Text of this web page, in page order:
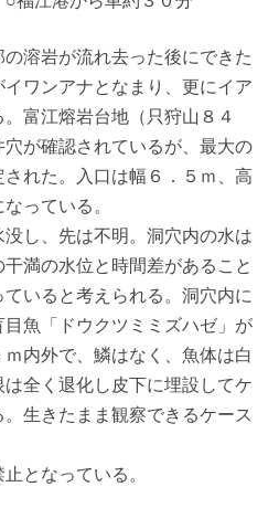
溶岩が流れ去った後にできた
イワンアナとなまり、更にイア
富江熔岩台地（只狩山８４
が確認されているが、最大の
れた。入口は幅６．５ｍ、高
っている。
し、先は不明。洞穴内の水は
満の水位と時間差があること
いると考えられる。洞穴内に
魚「ドウクツミミズハゼ」が
内外で、鱗はなく、魚体は白
全く退化し皮下に埋設してケ
生きたまま観察できるケース
となっている。